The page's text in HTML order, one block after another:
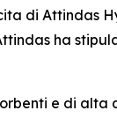
di Attindas
ha
e di